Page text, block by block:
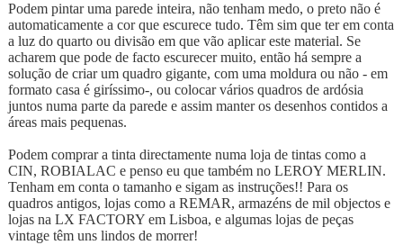
Podem pintar uma parede inteira, não tenham medo, o preto não é
automaticamente a cor que escurece tudo. Têm sim que ter em conta
a luz do quarto ou divisão em que vão aplicar este material. Se
acharem que pode de facto escurecer muito, então há sempre a
solução de criar um quadro gigante, com uma moldura ou não - em
formato casa é giríssimo-, ou colocar vários quadros de ardósia
juntos numa parte da parede e assim manter os desenhos contidos a
áreas mais pequenas.
Podem comprar a tinta directamente numa loja de tintas como a
CIN, ROBIALAC e penso eu que também no LEROY MERLIN.
Tenham em conta o tamanho e sigam as instruções!! Para os
quadros antigos, lojas como a REMAR, armazéns de mil objectos e
lojas na LX FACTORY em Lisboa, e algumas lojas de peças
vintage têm uns lindos de morrer!